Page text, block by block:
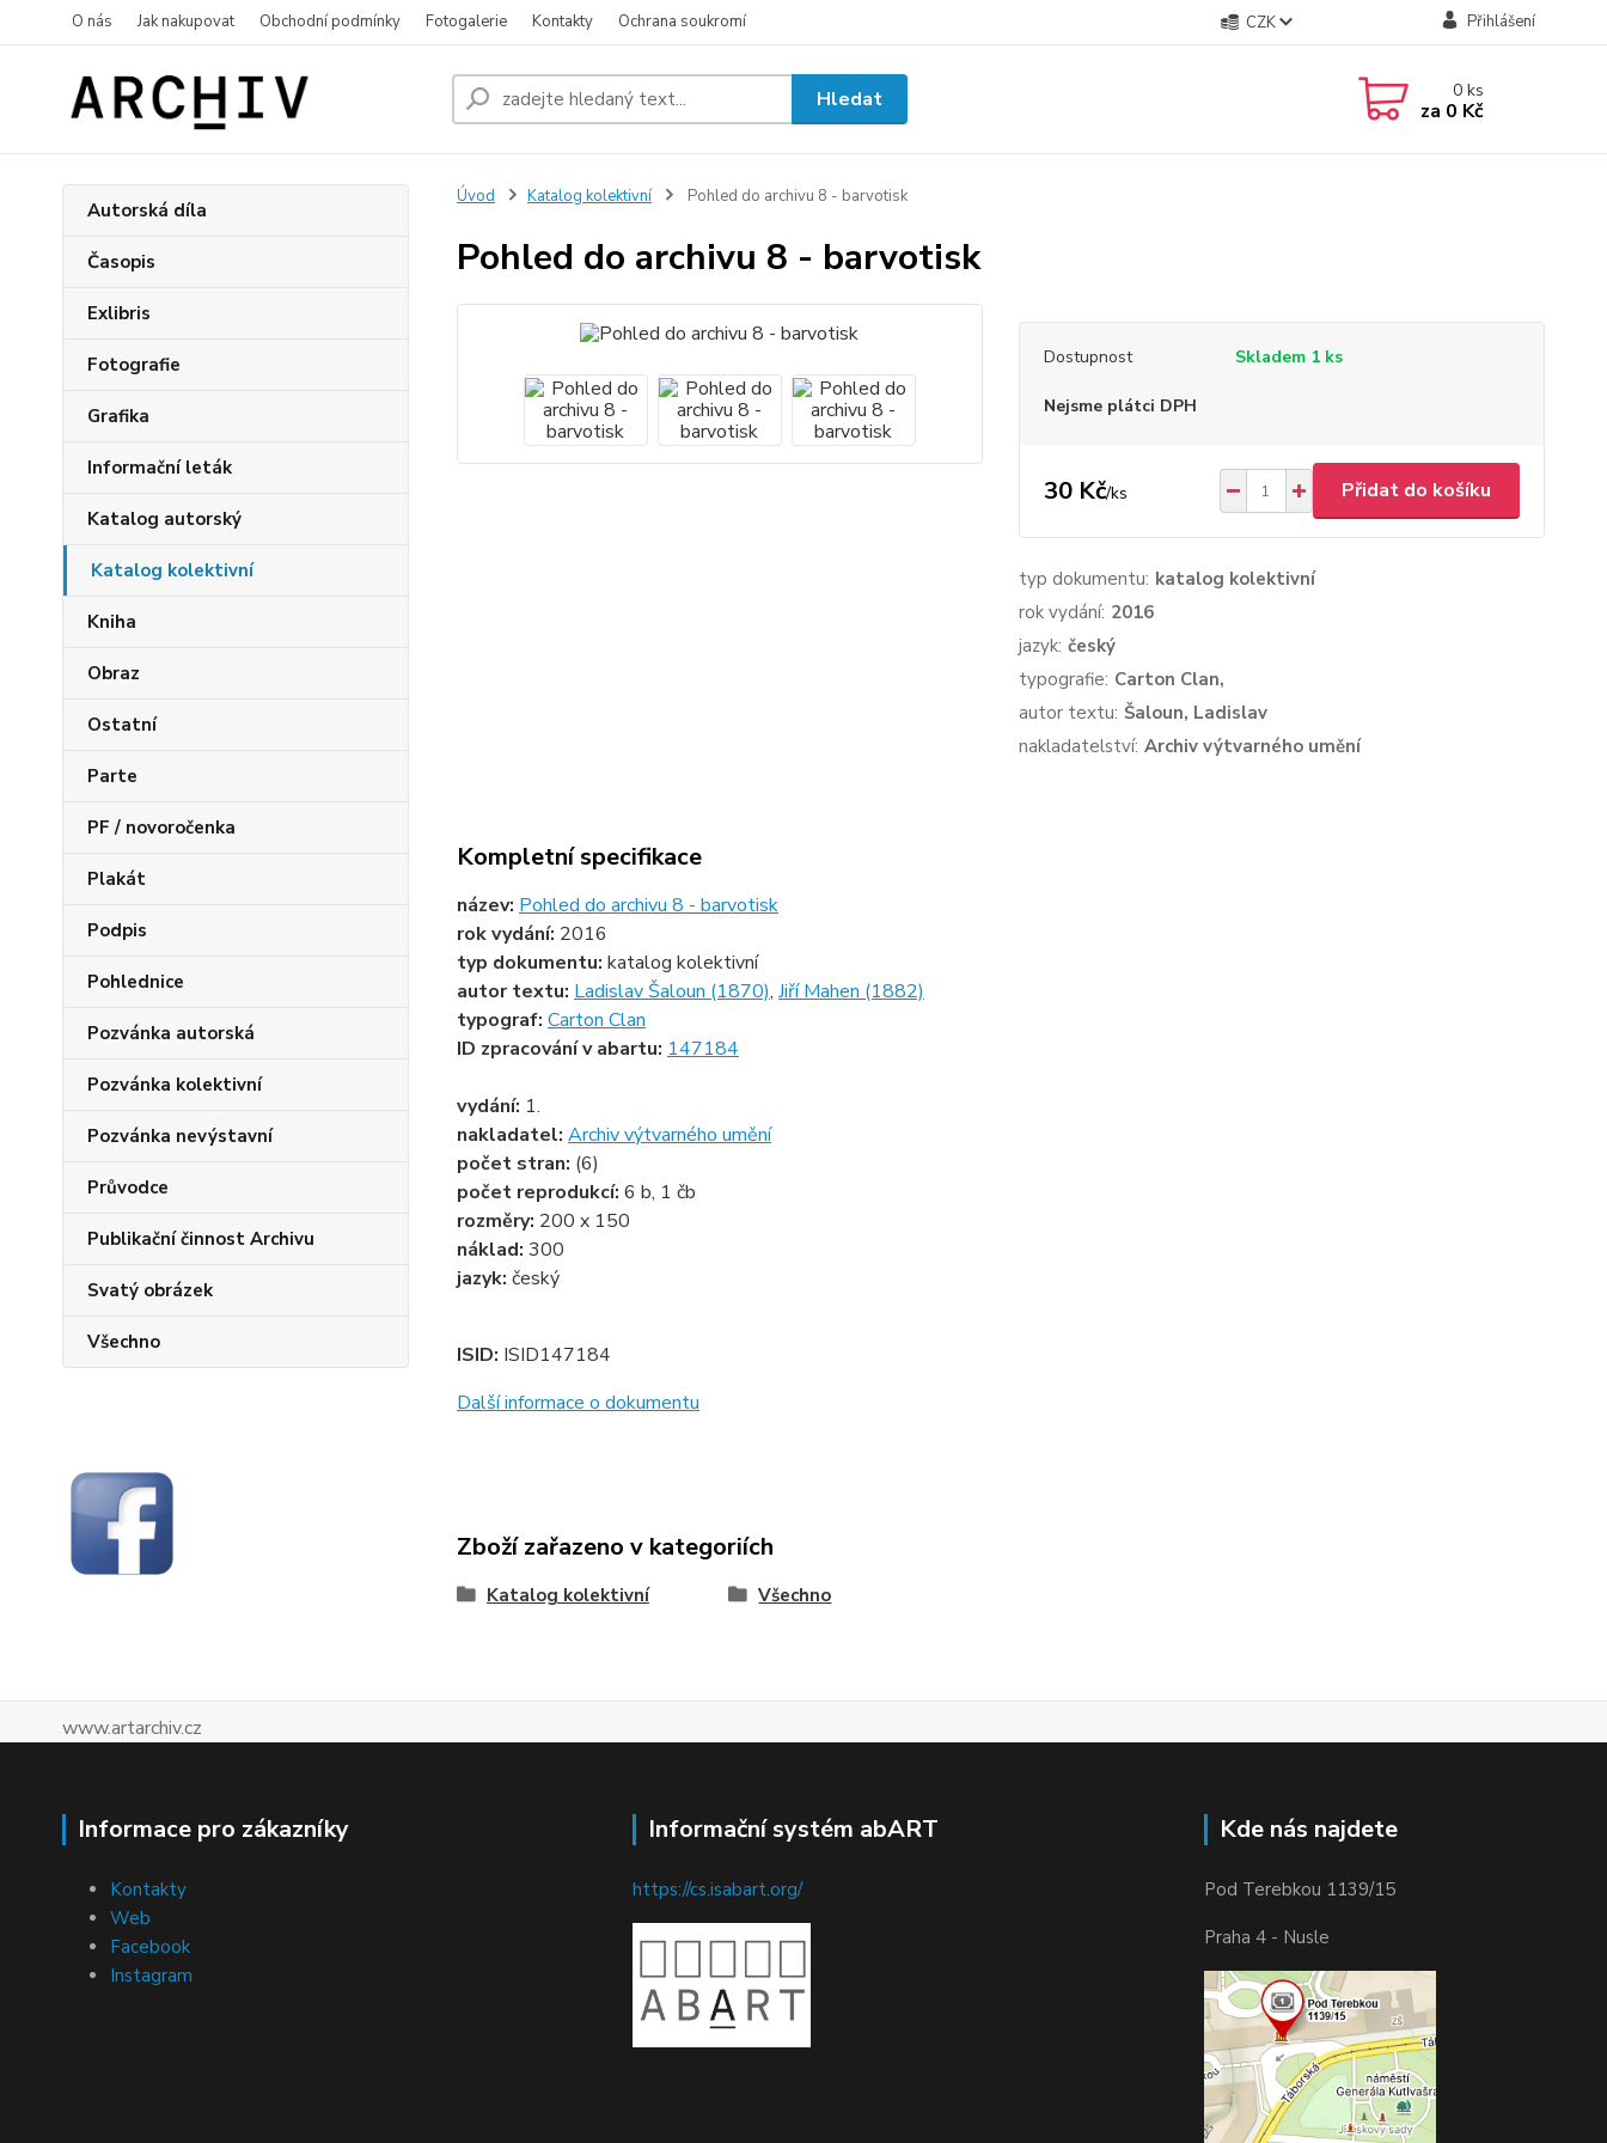
O nás Jak nakupovat Obchodní podmínky Fotogalerie Kontakty Ochrana soukromí CZK Přihlášení
Hledat 0ks
za 0 Kč
Autorská díla
Časopis
Exlibris
Fotografie
Grafika
Informační leták
Katalog autorský
Katalog kolektivní
Kniha
Obraz
Ostatní
Parte
PF / novoročenka
Plakát
Podpis
Pohlednice
Pozvánka autorská
Pozvánka kolektivní
Pozvánka nevýstavní
Průvodce
Publikační činnost Archivu
Svatý obrázek
Všechno
Úvod Katalog kolektivní Pohled do archivu 8 - barvotisk
Pohled do archivu 8 - barvotisk
Dostupnost Skladem 1 ks
Nejsme plátci DPH
30 Kč/ks Přidat do košíku
typ dokumentu: katalog kolektivní
rok vydání: 2016
jazyk: český
typografie: Carton Clan,
autor textu: Šaloun, Ladislav
nakladatelství: Archiv výtvarného umění
Kompletní specifikace
název: Pohled do archivu 8 - barvotisk
rok vydání: 2016
typ dokumentu: katalog kolektivní
autor textu: Ladislav Šaloun (1870), Jiří Mahen (1882)
typograf: Carton Clan
ID zpracování v abartu: 147184
vydání: 1.
nakladatel: Archiv výtvarného umění
počet stran: (6)
počet reprodukcí: 6 b, 1 čb
rozměry: 200 x 150
náklad: 300
jazyk: český
ISID: ISID147184
Další informace o dokumentu
Zboží zařazeno v kategoriích
Katalog kolektivní Všechno
www.artarchiv.cz
Informace pro zákazníky
Kontakty
Web
Facebook
Instagram
Informační systém abART
https://cs.isabart.org/
Kde nás najdete
Pod Terebkou 1139/15
Praha 4 - Nusle